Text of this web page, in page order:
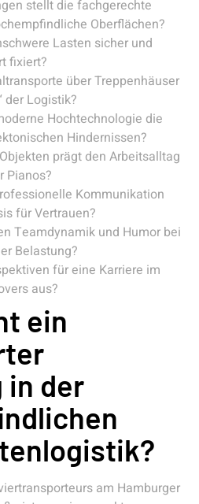
stellt die fachgerechte
Oberflächen?
Lasten sicher und
fixiert?
über Treppenhäuser
der Logistik?
Hochtechnologie die
Hindernissen?
prägt den Arbeitsalltag
Pianos?
Kommunikation
für Vertrauen?
Teamdynamik und Humor bei
Belastung?
für eine Karriere im
aus?
ein
der
am Hamburger